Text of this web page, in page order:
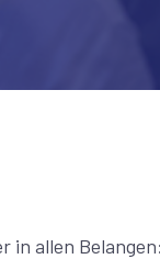
in allen